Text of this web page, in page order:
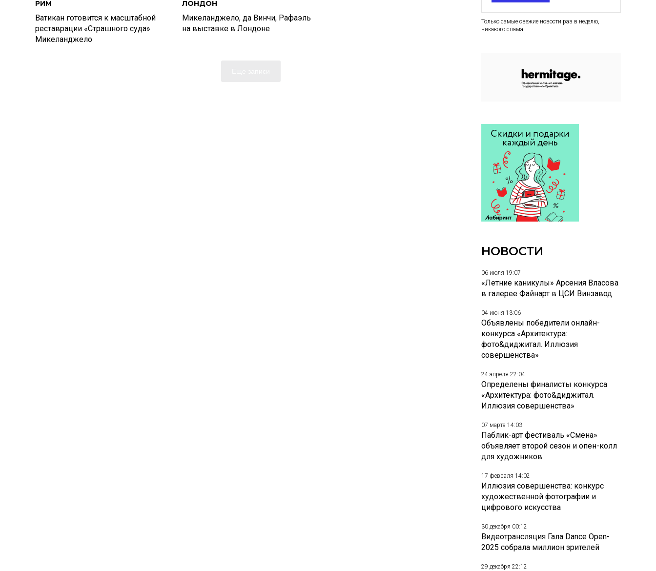
РИМ
Ватикан готовится к масштабной
реставрации «Страшного суда»
Микеланджело
ЛОНДОН
Микеланджело, да Винчи, Рафаэль
на выставке в Лондоне
Только самые свежие новости раз в неделю,
никакого спама
НОВОСТИ
06 июля 19:07
«Летние каникулы» Арсения Власова
в галерее Файнарт в ЦСИ Винзавод
04 июня 13:06
Объявлены победители онлайн-
конкурса «Архитектура:
фото&диджитал. Иллюзия
совершенства»
24 апреля 22:04
Определены финалисты конкурса
«Архитектура: фото&диджитал.
Иллюзия совершенства»
07 марта 14:03
Паблик-арт фестиваль «Смена»
объявляет второй сезон и опен-колл
для художников
17 февраля 14:02
Иллюзия совершенства: конкурс
художественной фотографии и
цифрового искусства
30 декабря 00:12
Видеотрансляция Гала Dance Open-
2025 собрала миллион зрителей
29 декабря 22:12